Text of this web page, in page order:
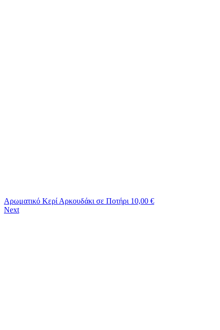
Αρωματικό Κερί Αρκουδάκι σε Ποτήρι 10,00 €
Next